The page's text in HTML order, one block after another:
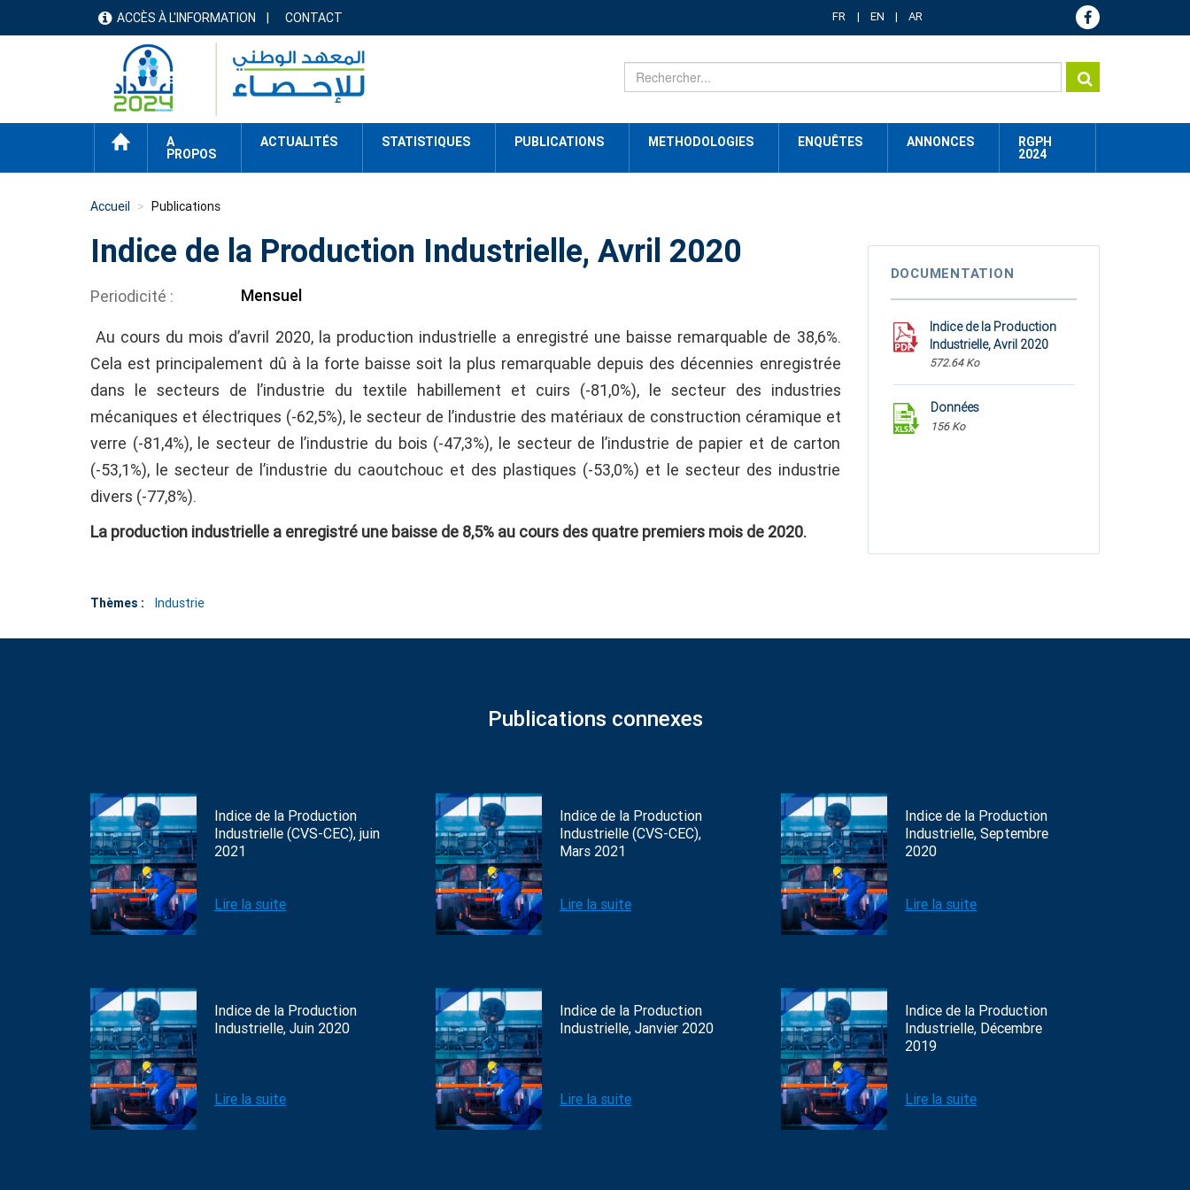
menu
header
ACCÈS À L'INFORMATION CONTACT FR EN AR
ACCUEIL
A
PROPOS
ACTUALITÉS STATISTIQUES PUBLICATIONS METHODOLOGIES ENQUÊTES ANNONCES
RGPH
2024
Accueil Publications
Indice de la Production Industrielle, Avril 2020
Periodicité Mensuel
Au cours du mois d’avril 2020, la production industrielle a enregistré une baisse remarquable de 38,6%.
Cela est principalement dû à la forte baisse soit la plus remarquable depuis des décennies enregistrée
dans le secteurs de l’industrie du textile habillement et cuirs (-81,0%), le secteur des industries
mécaniques et électriques (-62,5%), le secteur de l’industrie des matériaux de construction céramique et
verre (-81,4%), le secteur de l’industrie du bois (-47,3%), le secteur de l’industrie de papier et de carton
(-53,1%), le secteur de l’industrie du caoutchouc et des plastiques (-53,0%) et le secteur des industrie
divers (-77,8%).
La production industrielle a enregistré une baisse de 8,5% au cours des quatre premiers mois de 2020.
Thèmes : Industrie
DOCUMENTATION
Indice de la Production
Industrielle, Avril 2020
572.64 Ko
Données
156 Ko
Publications connexes
Indice de la Production
Industrielle (CVS-CEC), juin
2021
Lire la suite
Indice de la Production
Industrielle (CVS-CEC),
Mars 2021
Lire la suite
Indice de la Production
Industrielle, Septembre
2020
Lire la suite
Indice de la Production
Industrielle, Juin 2020
Lire la suite
Indice de la Production
Industrielle, Janvier 2020
Lire la suite
Indice de la Production
Industrielle, Décembre
2019
Lire la suite